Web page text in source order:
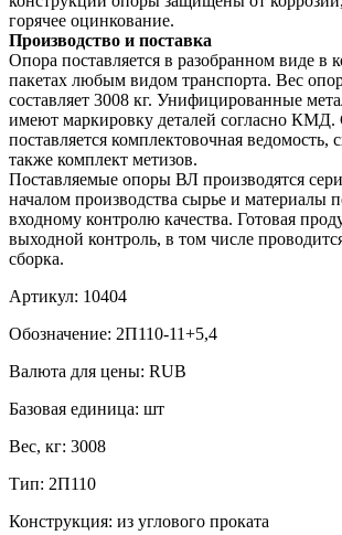
горячее оцинкование.
Производство и поставка
Опора поставляется в разобранном виде в
пакетах любым видом транспорта. Вес
составляет 3008 кг. Унифицированные
имеют маркировку деталей согласно КМД.
поставляется комплектовочная ведомость,
также комплект метизов.
Поставляемые опоры ВЛ производятся
началом производства сырье и материалы
входному контролю качества. Готовая
выходной контроль, в том числе
сборка.
Артикул: 10404
Обозначение: 2П110-11+5,4
Валюта для цены: RUB
Базовая единица: шт
Вес, кг: 3008
Тип: 2П110
Конструкция: из углового проката